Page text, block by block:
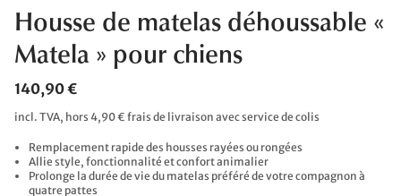
Housse de matelas déhoussable «
Matela » pour chiens
140,90 €
incl. TVA, hors 4,90 € frais de livraison avec service de colis
Remplacement rapide des housses rayées ou rongées
Allie style, fonctionnalité et confort animalier
Prolonge la durée de vie du matelas préféré de votre compagnon à
quatre pattes